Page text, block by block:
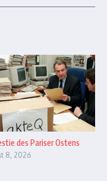
des Pariser Ostens
8, 2026